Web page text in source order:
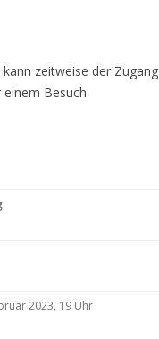
zeitweise der Zugang
Besuch
2023, 19 Uhr